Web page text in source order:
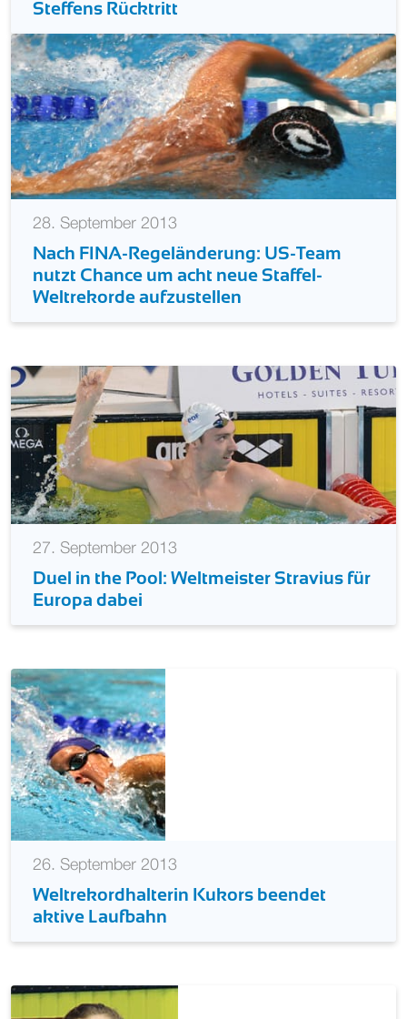
Lambertz zeigt Verständnis für Britta
Steffens Rücktritt
28. September 2013
Nach FINA-Regeländerung: US-Team
nutzt Chance um acht neue Staffel-
Weltrekorde aufzustellen
27. September 2013
Duel in the Pool: Weltmeister Stravius für
Europa dabei
26. September 2013
Weltrekordhalterin Kukors beendet
aktive Laufbahn